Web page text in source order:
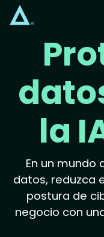
la
En un mundo
datos, reduzca
postura de
negocio con